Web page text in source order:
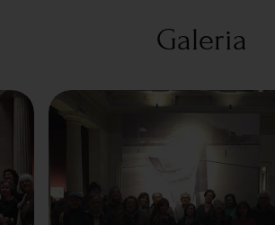
Galeria